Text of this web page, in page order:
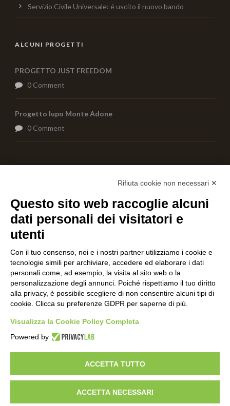
Servizio Civile Universale: é uscito il nuovo bando
ALCUNI PROGETTI
PROGETTO JUST FREEDOM
0 Comment
Progetto lupo Monte Adone
0 Comment
C.F. 01608451207 Via Brento,9 - 40037 Sasso Marconi (BO)
Italia Tel: +39 -051 847600 -
© Tutti i diritti riservati-Associazione ONLUS - Centro Tutela
Rifiuta cookie non necessari ✕
Questo sito web raccoglie alcuni
dati personali dei visitatori e
utenti
Con il tuo consenso, noi e i nostri partner utilizziamo i cookie e
tecnologie simili per archiviare, accedere ed elaborare i dati
personali come, ad esempio, la visita al sito web o la
personalizzazione degli annunci. Poiché rispettiamo il tuo diritto
alla privacy, è possibile scegliere di non consentire alcuni tipi di
cookie. Clicca su preferenze GDPR per saperne di più.
Visualizza la Cookie Policy Completa
Powered by
ACCETTA TUTTO
ACCETTA NECESSARI